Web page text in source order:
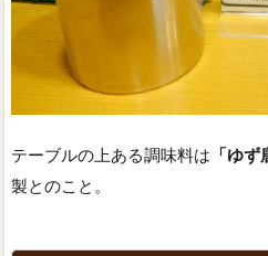
テーブルの上ある調味料は 「ゆず
製とのこと。